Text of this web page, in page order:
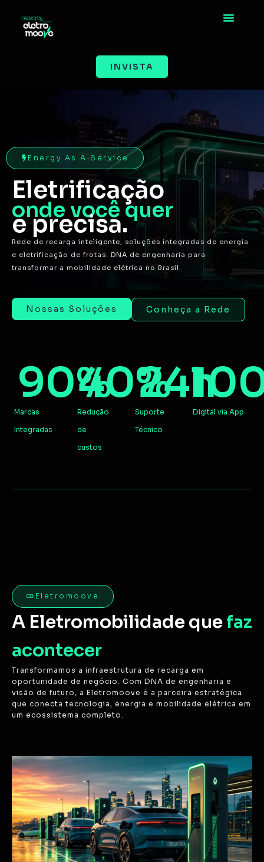
INVISTA
Energy As A Service
Eletrificação
onde você quer
e precisa.
Rede de recarga inteligente, soluções integradas de energia
e eletrificação de frotas. DNA de engenharia para
transformar a mobilidade elétrica no Brasil.
Nossas Soluções Conheça a Rede
Marcas
Integradas
90%
Redução
de
custos
40%
Suporte
Técnico
24h
Digital via App
Eletromoove
A Eletromobilidade quefaz
acontecer
Transformamos a infraestrutura de recarga em
oportunidade de negócio. Com DNA de engenharia e
visão de futuro, a Eletromoove é a parceira estratégica
que conecta tecnologia, energia e mobilidade elétrica em
um ecossistema completo.